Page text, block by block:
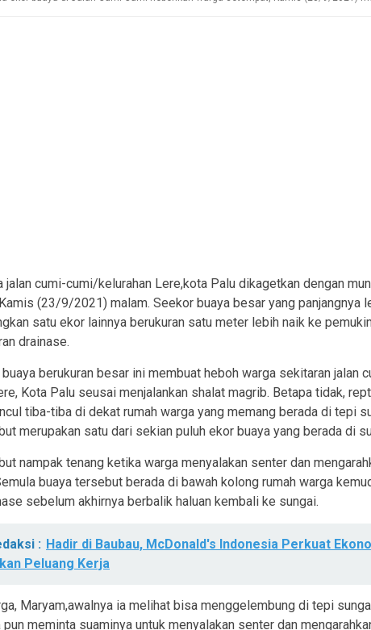
jalan cumi-cumi/kelurahan Lere,kota Palu dikagetkan dengan
(23/9/2021) malam. Seekor buaya besar yang panjangnya
satu ekor lainnya berukuran satu meter lebih naik ke
drainase.
buaya berukuran besar ini membuat heboh warga sekitaran jalan
Kota Palu seusai menjalankan shalat magrib. Betapa tidak,
tiba-tiba di dekat rumah warga yang memang berada di tepi
merupakan satu dari sekian puluh ekor buaya yang berada di
nampak tenang ketika warga menyalakan senter dan
buaya tersebut berada di bawah kolong rumah warga
sebelum akhirnya berbalik haluan kembali ke sungai.
: Hadir di Baubau, McDonald's Indonesia Perkuat
Peluang Kerja
Maryam,awalnya ia melihat bisa menggelembung di tepi
pun meminta suaminya untuk menyalakan senter dan